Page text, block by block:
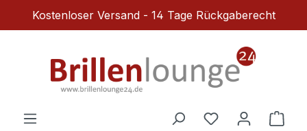
Zum Hauptinhalt springen
Kostenloser Versand - 14 Tage Rückgaberecht
Du hast 0